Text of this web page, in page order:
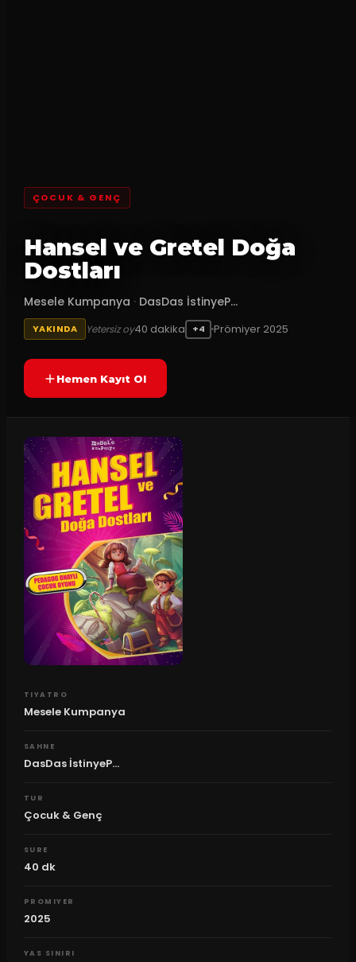
ÇOCUK & GENÇ
Hansel ve Gretel Doğa
Dostları
Mesele Kumpanya · DasDas İstinyeP...
YAKINDA Yetersiz oy40 dakika +4 Prömiyer 2025
Hemen Kayıt Ol
TIYATRO
Mesele Kumpanya
SAHNE
DasDas İstinyeP...
TUR
Çocuk & Genç
SURE
40 dk
PROMIYER
2025
YAS SINIRI